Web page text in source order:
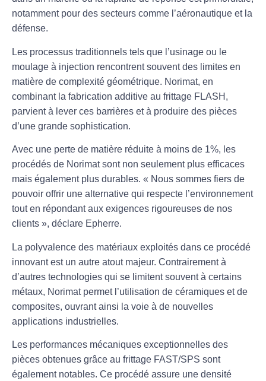
notamment pour des secteurs comme l’aéronautique et la
défense.
Les processus traditionnels tels que l’usinage ou le
moulage à injection rencontrent souvent des limites en
matière de complexité géométrique. Norimat, en
combinant la fabrication additive au frittage FLASH,
parvient à lever ces barrières et à produire des pièces
d’une grande sophistication.
Avec une perte de matière réduite à moins de 1%, les
procédés de Norimat sont non seulement plus efficaces
mais également plus durables. « Nous sommes fiers de
pouvoir offrir une alternative qui respecte l’environnement
tout en répondant aux exigences rigoureuses de nos
clients », déclare Epherre.
La polyvalence des matériaux exploités dans ce procédé
innovant est un autre atout majeur. Contrairement à
d’autres technologies qui se limitent souvent à certains
métaux, Norimat permet l’utilisation de céramiques et de
composites, ouvrant ainsi la voie à de nouvelles
applications industrielles.
Les performances mécaniques exceptionnelles des
pièces obtenues grâce au frittage FAST/SPS sont
également notables. Ce procédé assure une densité